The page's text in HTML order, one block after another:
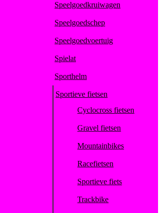
Speelgoedkruiwagen
Speelgoedschep
Speelgoedvoertuig
Spielat
Sporthelm
Sportieve fietsen
Cyclocross fietsen
Gravel fietsen
Mountainbikes
Racefietsen
Sportieve fiets
Trackbike